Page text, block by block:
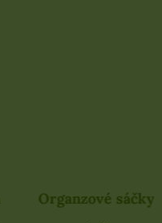
Organzové sáčky